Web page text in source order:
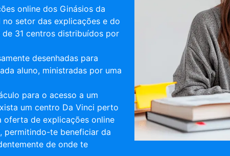
online dos Ginásios da
setor das explicações e do
31 centros distribuídos por
desenhadas para
aluno, ministradas por uma
para o acesso a um
um centro Da Vinci perto
oferta de explicações online
permitindo-te beneficiar da
de onde te